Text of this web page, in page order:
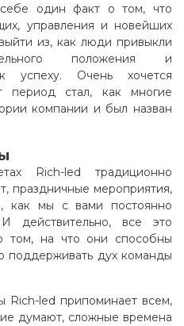
себе один факт о том, что
управления и новейших
из, как люди привыкли
положения и
успеху. Очень хочется
период стал, как многие
компании и был назван
Rich-led традиционно
праздничные мероприятия,
как мы с вами постоянно
действительно, все это
том, на что они способны
поддерживать дух команды
Rich-led припоминает всем,
думают, сложные времена